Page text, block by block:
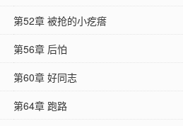
第52章 被抢的小疙瘩
第56章 后怕
第60章 好同志
第64章 跑路